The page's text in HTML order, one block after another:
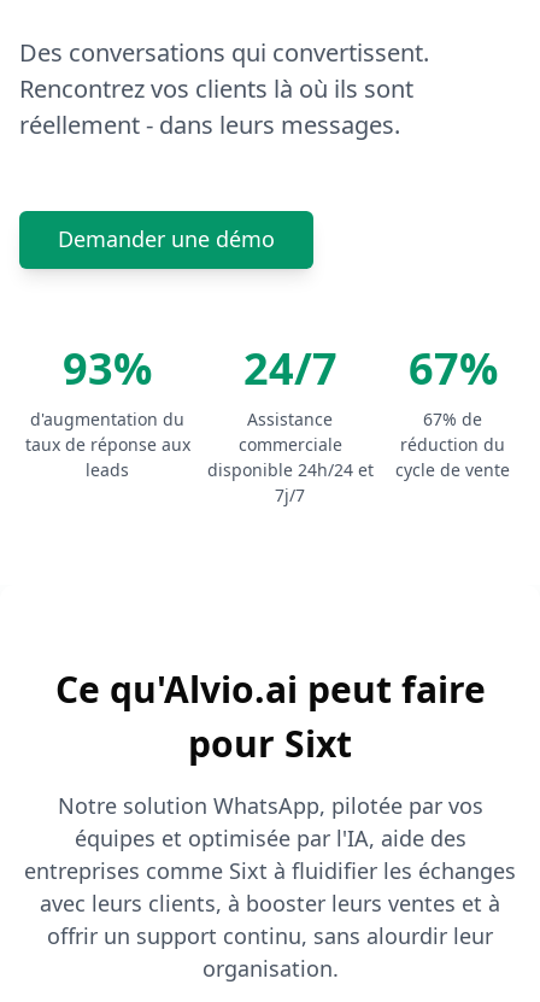
Des conversations qui convertissent.
Rencontrez vos clients là où ils sont
réellement - dans leurs messages.
Demander une démo
93%
d'augmentation du
taux de réponse aux
leads
24/7
Assistance
commerciale
disponible 24h/24 et
7j/7
67%
67% de
réduction du
cycle de vente
Ce qu'Alvio.ai peut faire
pour Sixt
Notre solution WhatsApp, pilotée par vos
équipes et optimisée par l'IA, aide des
entreprises comme Sixt à fluidifier les échanges
avec leurs clients, à booster leurs ventes et à
offrir un support continu, sans alourdir leur
organisation.